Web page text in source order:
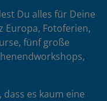
Du alles für Deine
Europa, Fotoferien,
fünf große
es kaum eine